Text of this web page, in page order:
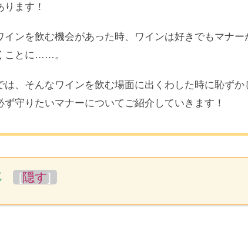
ります！
インを飲む機会があった時、ワインは好きでもマナ
ことに……。
は、そんなワインを飲む場面に出くわした時に恥ずか
ず守りたいマナーについてご紹介していきます！
[隠す]